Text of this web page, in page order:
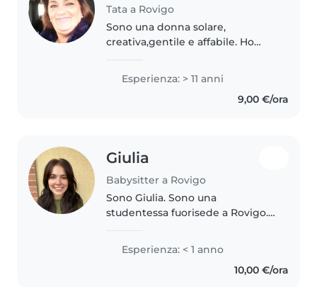
Tata a Rovigo
Sono una donna solare,
creativa,gentile e affabile. Ho
mi è rimasta nel cuore è una
bimba che mi è stata data a due
mesi sino ai suoi 9 anni: da
Esperienza: > 11 anni
9,00 €/ora
Giulia
Babysitter a Rovigo
Sono Giulia. Sono una
studentessa fuorisede a Rovigo.
Scienze dell'educazione e adesso
sto proseguendo i miei studi con
Esperienza: < 1 anno
10,00 €/ora